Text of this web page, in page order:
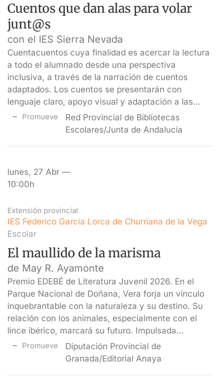
Cuentos que dan alas para volar
junt@s
con el IES Sierra Nevada
Cuentacuentos cuya finalidad es acercar la lectura
a todo el alumnado desde una perspectiva
inclusiva, a través de la narración de cuentos
adaptados. Los cuentos se presentarán con
lenguaje claro, apoyo visual y adaptación a las…
Promueve
Red Provincial de Bibliotecas
Escolares/Junta de Andalucía
lunes, 27 Abr —
10:00h
Extensión provincial
IES Federico García Lorca de Churriana de la Vega
Escolar
El maullido de la marisma
de May R. Ayamonte
Premio EDEBÉ de Literatura Juvenil 2026. En el
Parque Nacional de Doñana, Vera forja un vínculo
inquebrantable con la naturaleza y su destino. Su
relación con los animales, especialmente con el
lince ibérico, marcará su futuro. Impulsada…
Promueve
Diputación Provincial de
Granada/Editorial Anaya